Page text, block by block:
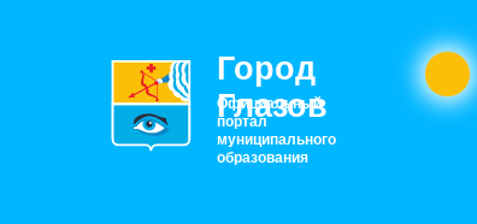
Город
Глазов
Официальный
портал
муниципального
образования